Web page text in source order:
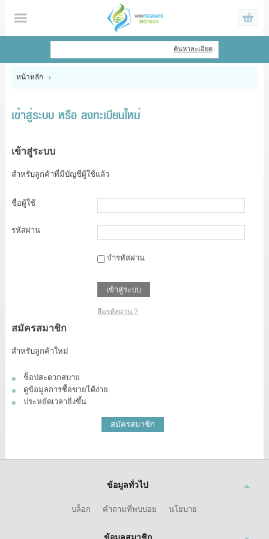
ไทย | English
หน้าหลัก
สินค้า
ข้อมูล
ค้นหาละเอียด
หน้าหลัก
เข้าสู่ระบบ หรือ ลงทะเบียนใหม่
เข้าสู่ระบบ
สำหรับลูกค้าที่มีบัญชีผู้ใช้แล้ว
ชื่อผู้ใช้
รหัสผ่าน
จำรหัสผ่าน
เข้าสู่ระบบ
ลืมรหัสผ่าน ?
สมัครสมาชิก
สำหรับลูกค้าใหม่
ช็อปสะดวกสบาย
ดูข้อมูลการซื้อขายได้ง่าย
ประหยัดเวลายิ่งขึ้น
สมัครสมาชิก
ข้อมูลทั่วไป
บล็อก คำถามที่พบบ่อย นโยบาย